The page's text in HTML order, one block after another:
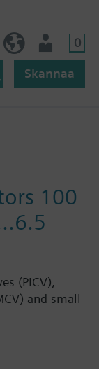
0
Skannaa
100
(PICV),
and small
unit